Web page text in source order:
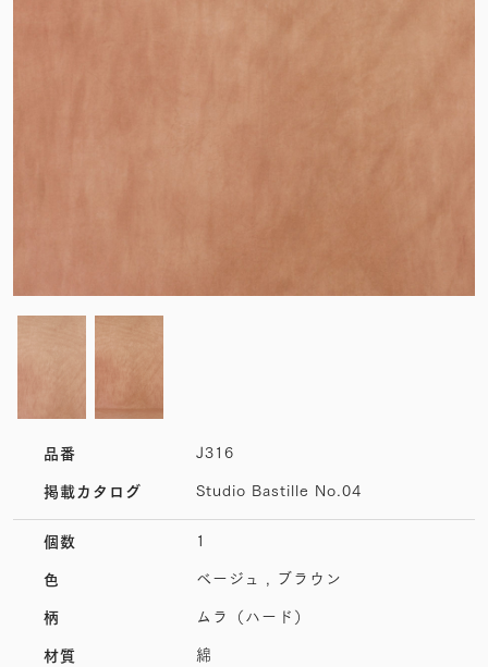
品番 J316
掲載カタログ Studio Bastille No.04
個数 1
色 ベージュ , ブラウン
柄 ムラ（ハード）
材質 綿